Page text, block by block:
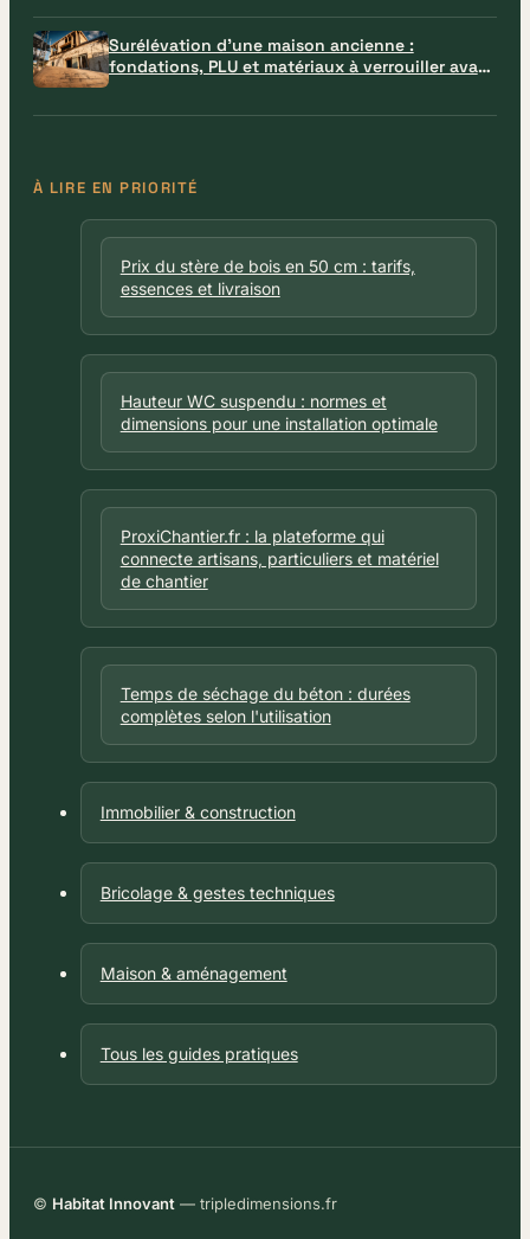
Surélévation d’une maison ancienne :
fondations, PLU et matériaux à verrouiller avant
le chantier
À LIRE EN PRIORITÉ
Prix du stère de bois en 50 cm : tarifs,
essences et livraison
Hauteur WC suspendu : normes et
dimensions pour une installation optimale
ProxiChantier.fr : la plateforme qui
connecte artisans, particuliers et matériel
de chantier
Temps de séchage du béton : durées
complètes selon l'utilisation
Immobilier & construction
Bricolage & gestes techniques
Maison & aménagement
Tous les guides pratiques
© Habitat Innovant— tripledimensions.fr